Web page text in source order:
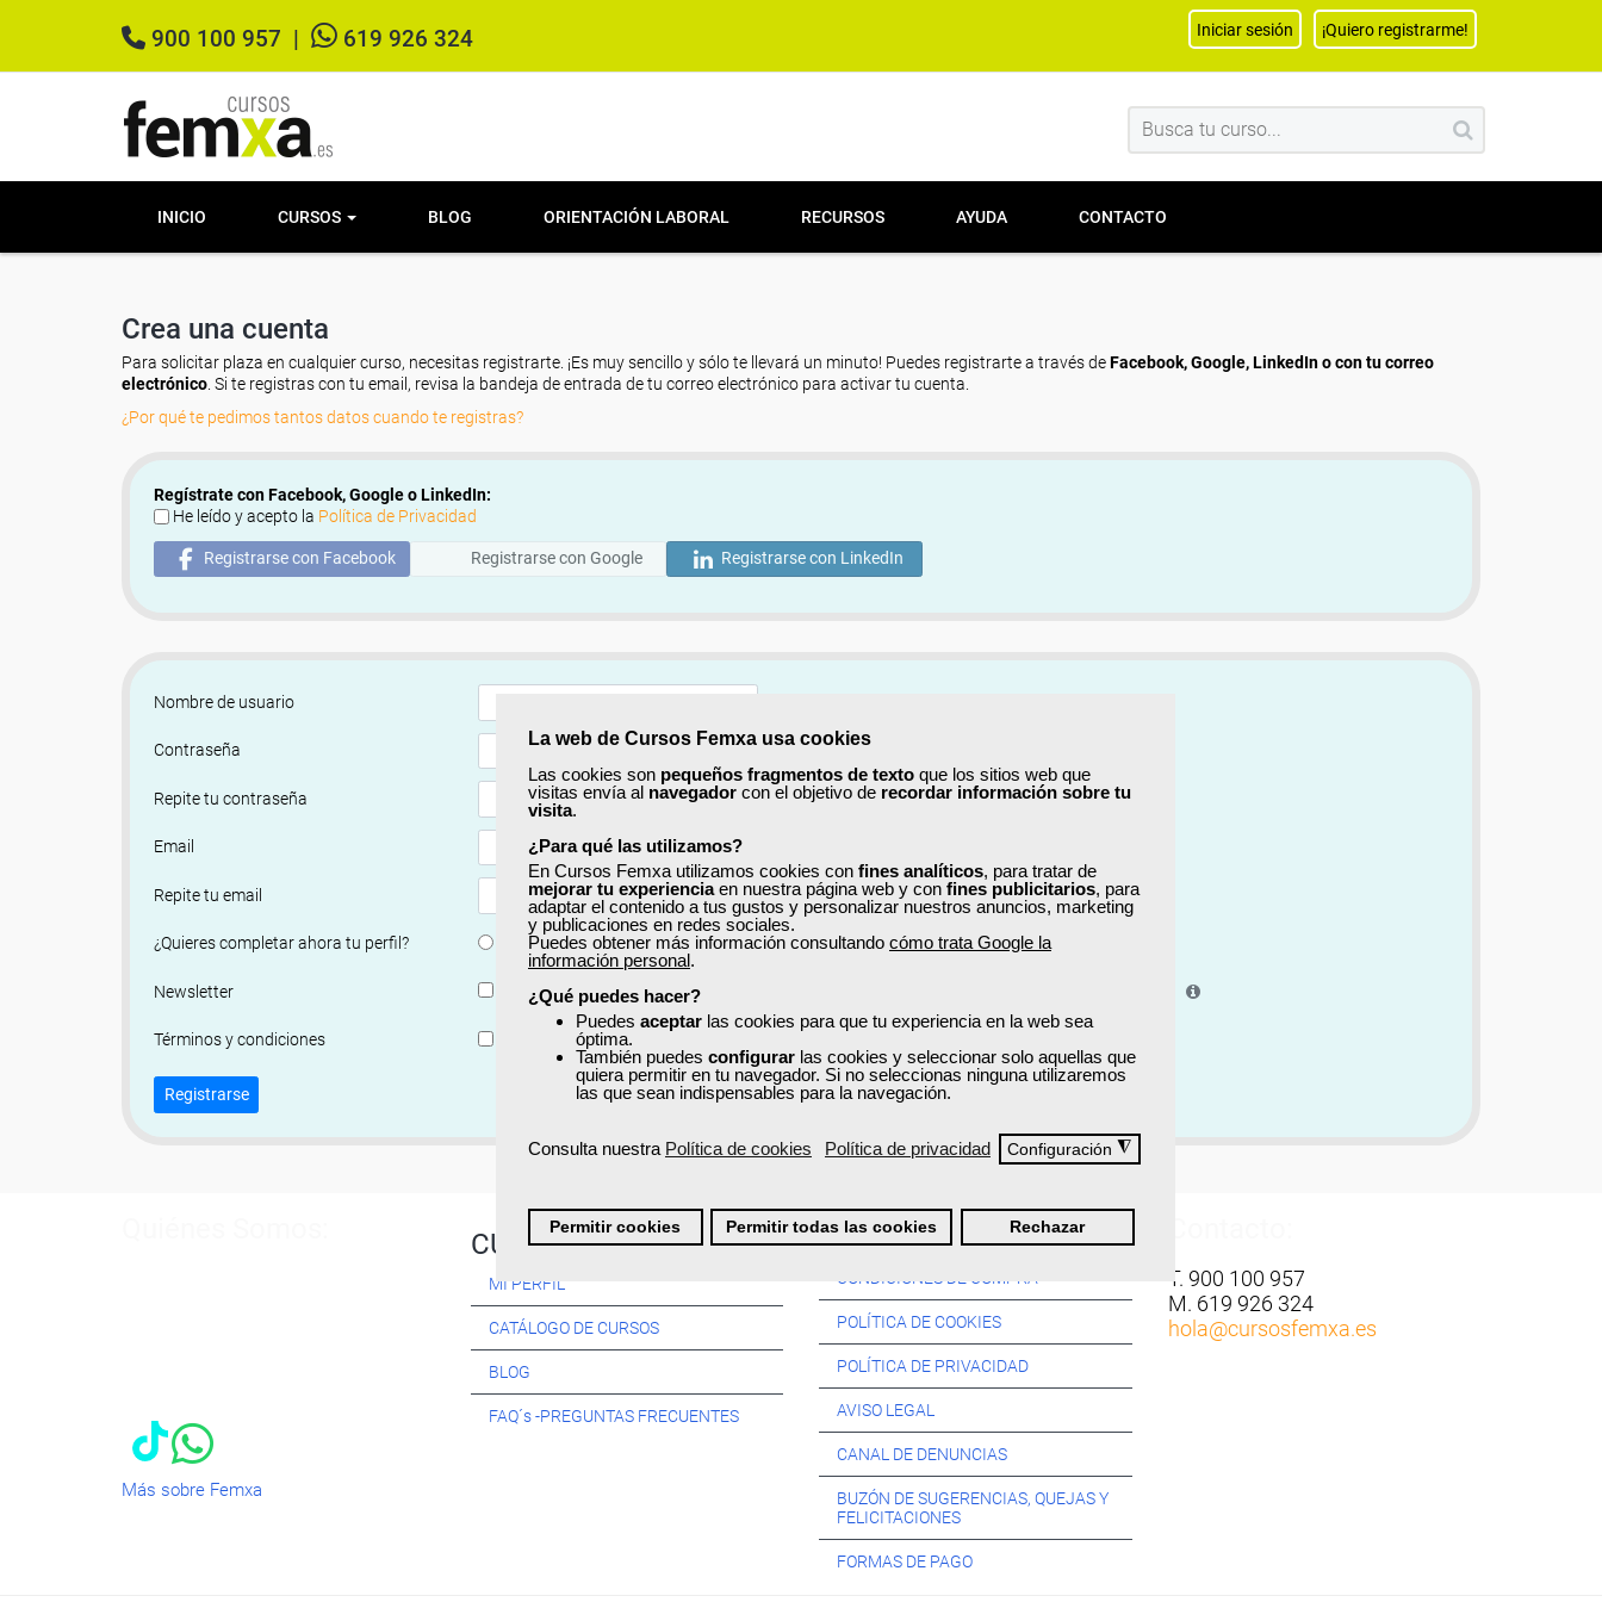
La web de Cursos Femxa usa cookies
Las cookies son pequeños fragmentos de texto que los sitios web que
visitas envía al navegador con el objetivo de recordar información sobre tu
visita.
¿Para qué las utilizamos?
En Cursos Femxa utilizamos cookies con fines analíticos, para tratar de
mejorar tu experienciaen nuestra página web y con fines publicitarios, para
adaptar el contenido a tus gustos y personalizar nuestros anuncios, marketing
y publicaciones en redes sociales.
Puedes obtener más información consultando cómo trata Google la
información personal.
¿Qué puedes hacer?
Puedes aceptar las cookies para que tu experiencia en la web sea
óptima.
También puedes configurar las cookies y seleccionar solo aquellas que
quiera permitir en tu navegador. Si no seleccionas ninguna utilizaremos
las que sean indispensables para la navegación.
Consulta nuestra Política de cookies Política de privacidad Configuración ◮
Permitir cookies Permitir todas las cookies Rechazar
900 100 957 619 926 324 Iniciar sesión ¡Quiero registrarme!
INICIO CURSOS BLOG ORIENTACIÓN LABORAL RECURSOS AYUDA CONTACTO
Crea una cuenta
Para solicitar plaza en cualquier curso, necesitas registrarte. ¡Es muy sencillo y sólo te llevará un minuto! Puedes registrarte a través deFacebook, Google, LinkedIn o con tu correo
electrónico . Si te registras con tu email, revisa la bandeja de entrada de tu correo electrónico para activar tu cuenta.
¿Por qué te pedimos tantos datos cuando te registras?
Regístrate con Facebook, Google o LinkedIn:
He leído y acepto la Política de Privacidad
Registrarse con Facebook Registrarse con Google Registrarse con LinkedIn
Nombre de usuario
Contraseña Mostrar
Repite tu contraseña Mostrar
Email
Repite tu email
¿Quieres completar ahora tu perfil? No, completaré mi perfil más adelante
Newsletter Si, quiero recibir información sobre cursos, ofertas exclusivas y recursos para el aprendizaje.
Términos y condiciones He leído y acepto la
Registrarse
Más sobre Femxa
CURSOS:
MI PERFIL
CATÁLOGO DE CURSOS
BLOG
FAQ´s -PREGUNTAS FRECUENTES
Información:
CONDICIONES DE COMPRA
POLÍTICA DE COOKIES
POLÍTICA DE PRIVACIDAD
AVISO LEGAL
CANAL DE DENUNCIAS
BUZÓN DE SUGERENCIAS, QUEJAS Y
FELICITACIONES
FORMAS DE PAGO
T. 900 100 957
M. 619 926 324
hola@cursosfemxa.es